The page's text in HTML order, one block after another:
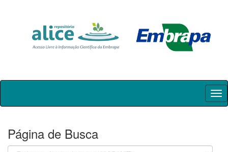
Skip
Página de Busca